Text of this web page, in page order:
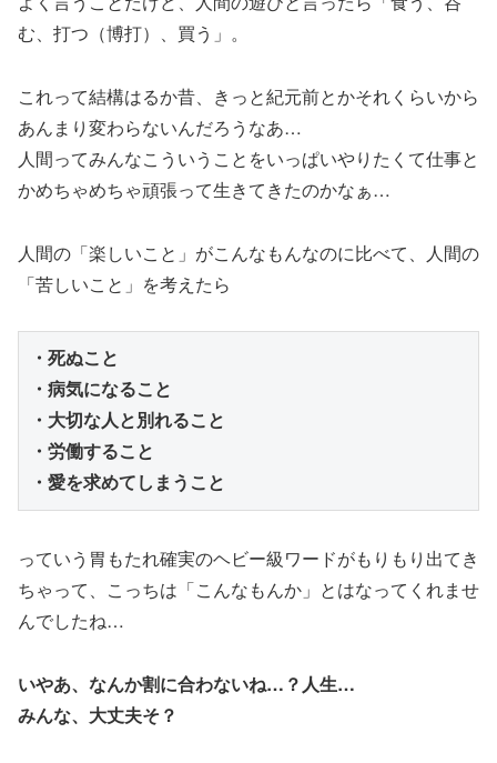
む、打つ（博打）、買う」。
これって結構はるか昔、きっと紀元前とかそれくらいから
あんまり変わらないんだろうなあ…
人間ってみんなこういうことをいっぱいやりたくて仕事と
かめちゃめちゃ頑張って生きてきたのかなぁ…
人間の「楽しいこと」がこんなもんなのに比べて、人間の
「苦しいこと」を考えたら
・死ぬこと
・病気になること
・大切な人と別れること
・労働すること
・愛を求めてしまうこと
っていう胃もたれ確実のヘビー級ワードがもりもり出てき
ちゃって、こっちは「こんなもんか」とはなってくれませ
んでしたね…
いやあ、なんか割に合わないね…？人生…
みんな、大丈夫そ？